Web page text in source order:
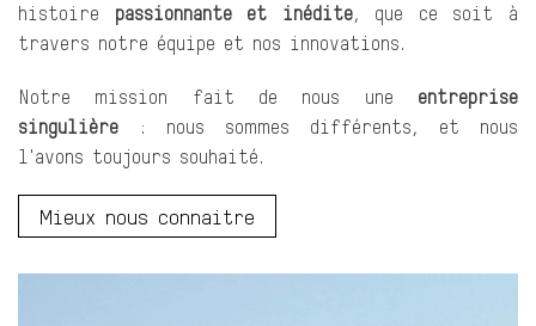
histoire passionnante et inédite, que ce soit à
travers notre équipe et nos innovations.
Notre mission fait de nous une entreprise
singulière : nous sommes différents, et nous
l'avons toujours souhaité.
Mieux nous connaitre